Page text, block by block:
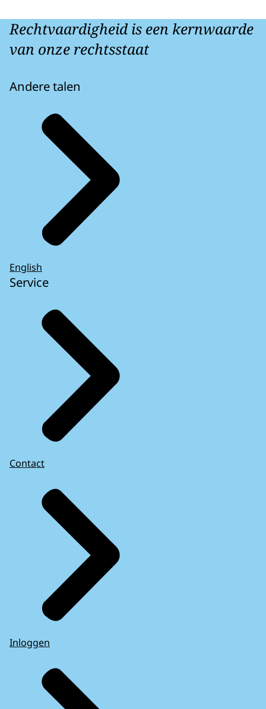
Rechtvaardigheid is een kernwaarde
van onze rechtsstaat
Andere talen
English
Service
Contact
Inloggen